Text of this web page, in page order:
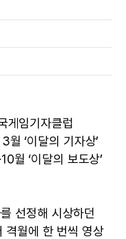
게임기자클럽
‘이달의 기자상’
월 ‘이달의 보도상’
선정해 시상하던
격월에 한 번씩 영상